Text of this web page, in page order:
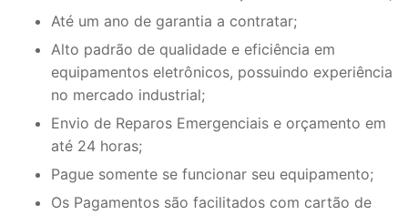
Até um ano de garantia a contratar;
Alto padrão de qualidade e eficiência em
equipamentos eletrônicos, possuindo experiência
no mercado industrial;
Envio de Reparos Emergenciais e orçamento em
até 24 horas;
Pague somente se funcionar seu equipamento;
Os Pagamentos são facilitados com cartão de